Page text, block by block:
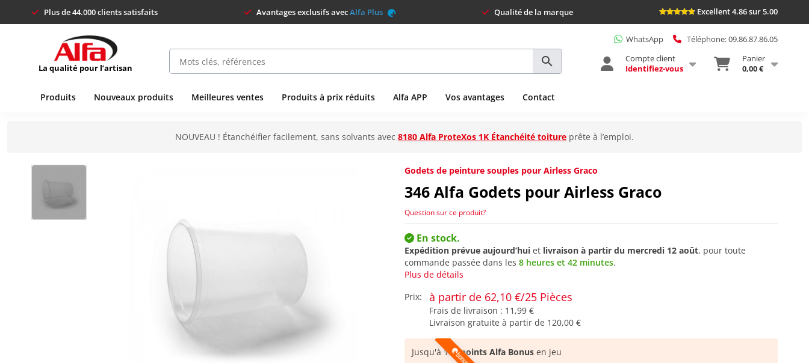
Plus de 44.000 clients satisfaits Avantages exclusifs avecAlfa Plus Qualité de la marque Excellent 4.86 sur 5.00
La qualité pour l’artisan
WhatsApp
Téléphone: 09.86.87.86.05
Compte client
Identifiez-vous
Panier
0,00 €
Produits Nouveaux produits Meilleures ventes Produits à prix réduits Alfa APP Vos avantages Contact
NOUVEAU ! Étanchéifier facilement, sans solvants avec 8180 Alfa ProteXos 1K Étanchéité toiture prête à l’emploi.
Godets de peinture souples pour Airless Graco
346 Alfa Godets pour Airless Graco
Question sur ce produit?
En stock.
Expédition prévue aujourd’hui et livraison à partir du mercredi 12 août, pour toute
commande passée dans les 8 heures et 42 minutes.
Plus de détails
Prix:
à partir de 62,10 €/25 Pièces
Frais de livraison : 11,99 €
Livraison gratuite à partir de 120,00 €
Jusqu'à103 points Alfa Bonus en jeu